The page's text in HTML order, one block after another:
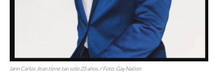
Iann Carlos Jean tiene tan solo 25 años. / Foto: Gay Nation